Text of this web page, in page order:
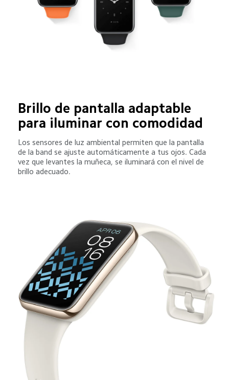
Brillo de pantalla adaptable
Los sensores de luz ambiental permiten que la pantalla
de la band se ajuste automáticamente a tus ojos. Cada
vez que levantes la muñeca, se iluminará con el nivel de
brillo adecuado.